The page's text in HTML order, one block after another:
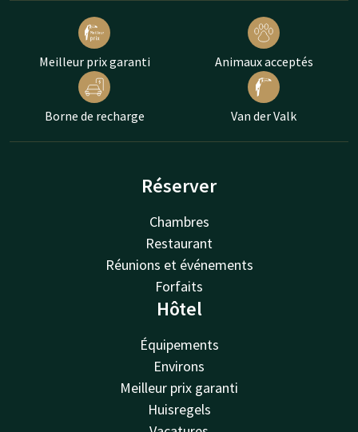
Meilleur prix garanti Animaux acceptés
Borne de recharge Van der Valk
Réserver
Chambres
Restaurant
Réunions et événements
Forfaits
Hôtel
Équipements
Environs
Meilleur prix garanti
Huisregels